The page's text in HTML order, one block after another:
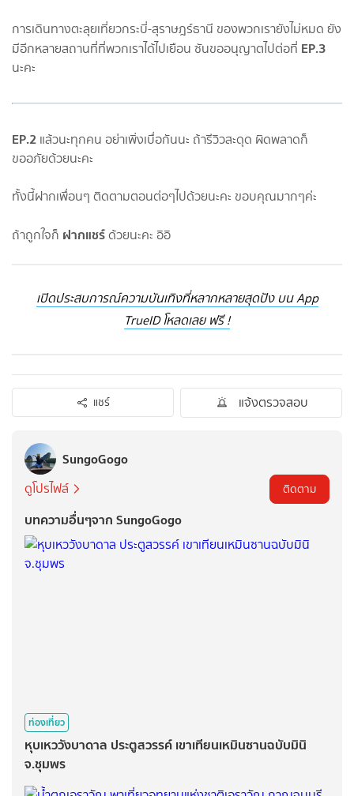
การเดินทางตะลุยเที่ยวกระบี่​-สุ​ราษฎร์​ธานี​ ของพวกเรายังไม่หมด​ ยัง
มีอีกหลายสถานที่ที่พวกเราได้ไปเยือน​ ซันขออนุญาต​ไปต่อที่ EP.3
นะคะ
EP.2 แล้วนะทุกคน​ อย่าเพิ่งเบื่อกันนะ​ ถ้ารีวิวสะดุด​ ผิดพลาดก็
ขออภัยด้วยนะคะ​
ทั้งนี้ฝากเพื่อนๆ​ ติดตามตอนต่อๆไปด้วยนะคะ​ ขอบคุณ​มากๆค่ะ​
ถ้าถูกใจก็​ ฝากแชร์​ด้วยนะคะ​ อิอิ
เปิดประสบการณ์ความบันเทิงที่หลากหลายสุดปัง บน App
TrueID โหลดเลย ฟรี !
แชร์ แจ้งตรวจสอบ
SungoGogo
ดูโปรไฟล์ ติดตาม
บทความอื่นๆจาก SungoGogo
ท่องเที่ยว
หุบเหววังบาดาล ประตูสวรรค์ เขาเทียนเหมินซานฉบับมินิ
จ.ชุมพร